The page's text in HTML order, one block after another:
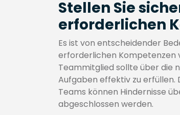
Stellen Sie
erforderlichen
Es ist von entscheidender
erforderlichen Kompetenzen
Teammitglied sollte über die
Aufgaben effektiv zu
Teams können Hindernisse
abgeschlossen werden.